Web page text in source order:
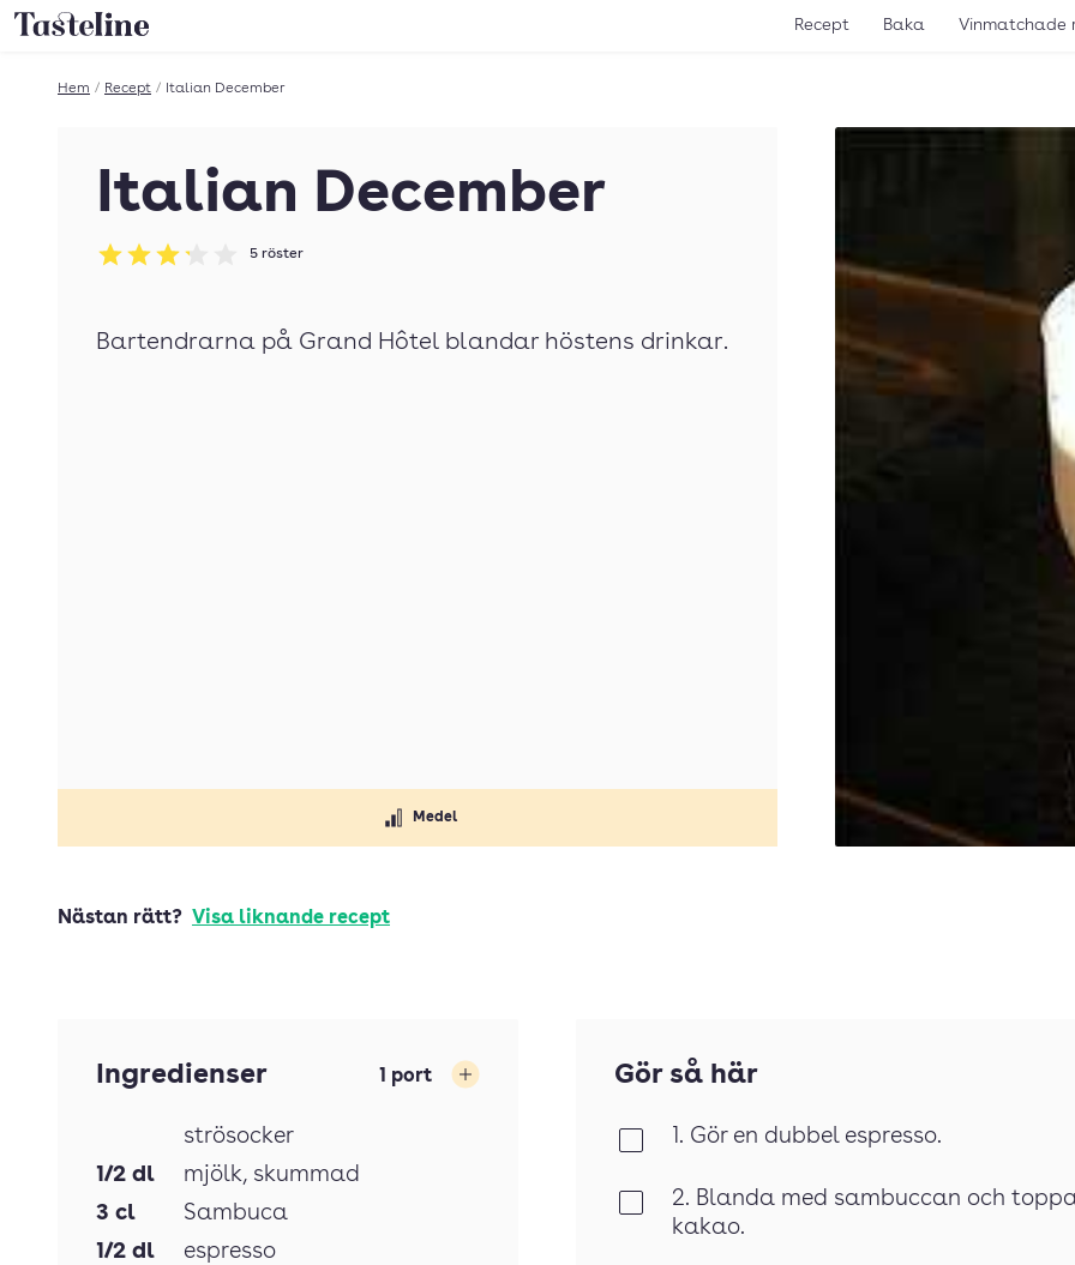
Till Tastelines startsida Recept Baka Vinmatchade
Hem / Recept / Italian December
Italian December
Betyg: 3.2 av 5
5 röster
Medel
Bartendrarna på Grand Hôtel blandar höstens drinkar.
Nästan rätt? Visa liknande recept
Ingredienser 1 port
strösocker
1/2 dl mjölk, skummad
3 cl
Sambuca
1/2 dl espresso
Gör så här
1. Gör en dubbel espresso.
2. Blanda med sambuccan och
kakao.